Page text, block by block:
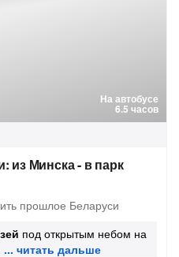
На автобусе
6.5 часов
из Минска - в парк
прошлое Беларуси
под открытым небом на